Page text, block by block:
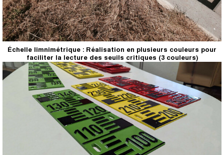
Échelle limnimétrique : Réalisation en plusieurs couleurs pour
faciliter la lecture des seuils critiques (3 couleurs)